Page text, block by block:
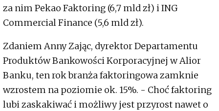
za nim Pekao Faktoring (6,7 mld zł) i ING
Commercial Finance (5,6 mld zł).
Zdaniem Anny Zając, dyrektor Departamentu
Produktów Bankowości Korporacyjnej w Alior
Banku, ten rok branża faktoringowa zamknie
wzrostem na poziomie ok. 15%. - Choć faktoring
lubi zaskakiwać i możliwy jest przyrost nawet o